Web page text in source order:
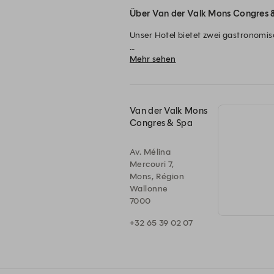
Über Van der Valk Mons Congres
Unser Hotel bietet zwei
🍽 Restaurant Quai 5
🥪 Brasserie du Quai 5
Täglich durchgehend von 12:00 bis
🍴 All-you-can-eat Buffet
Jeden Freitag- und Samstagabend
Vorspeisen, warmen Gerichten,
Mehr sehen
Van der Valk Mons
Congres & Spa
Av. Mélina
Mercouri 7,
Mons, Région
Wallonne
7000
+32 65 39 02 07